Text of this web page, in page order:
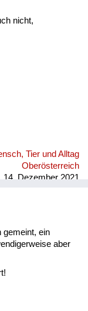
nicht,
Tier und Alltag
Oberösterreich
14. Dezember 2021
gemeint, ein
aber